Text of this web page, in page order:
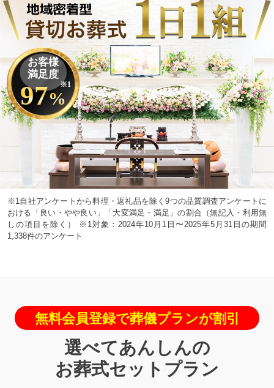
お客様
満足度
97%
※1
※1自社アンケートから料理・返礼品を除く9つの品質調査アンケートに
おける「良い・やや良い」「大変満足・満足」の割合（無記入・利用無
しの項目を除く） ※1対象：2024年10月1日〜2025年5月31日の期間
1,338件のアンケート
無料会員登録で葬儀プランが割引
選べてあんしんの
お葬式セットプラン